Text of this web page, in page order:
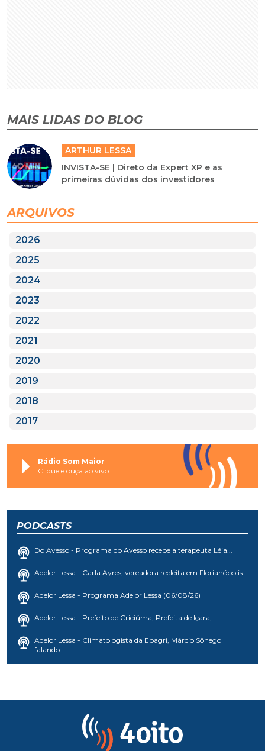
MAIS LIDAS DO BLOG
ARTHUR LESSA
INVISTA-SE | Direto da Expert XP e as
primeiras dúvidas dos investidores
ARQUIVOS
2026
2025
2024
2023
2022
2021
2020
2019
2018
2017
Rádio Som Maior
Clique e ouça ao vivo
PODCASTS
Do Avesso - Programa do Avesso recebe a terapeuta Léia...
Adelor Lessa - Carla Ayres, vereadora reeleita em Florianópolis...
Adelor Lessa - Programa Adelor Lessa (06/08/26)
Adelor Lessa - Prefeito de Criciúma, Prefeita de Içara,...
Adelor Lessa - Climatologista da Epagri, Márcio Sônego
falando...